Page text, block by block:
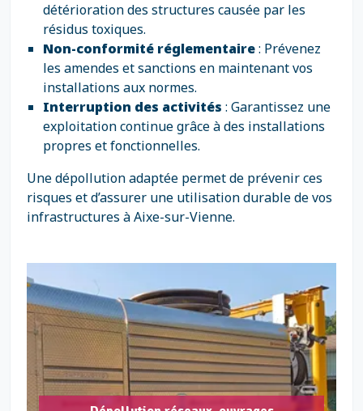
détérioration des structures causée par les
résidus toxiques.
Non-conformité réglementaire: Prévenez
les amendes et sanctions en maintenant vos
installations aux normes.
Interruption des activités : Garantissez une
exploitation continue grâce à des installations
propres et fonctionnelles.
Une dépollution adaptée permet de prévenir ces
risques et d’assurer une utilisation durable de vos
infrastructures à Aixe-sur-Vienne.